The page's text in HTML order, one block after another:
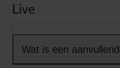
Live
Wat is een